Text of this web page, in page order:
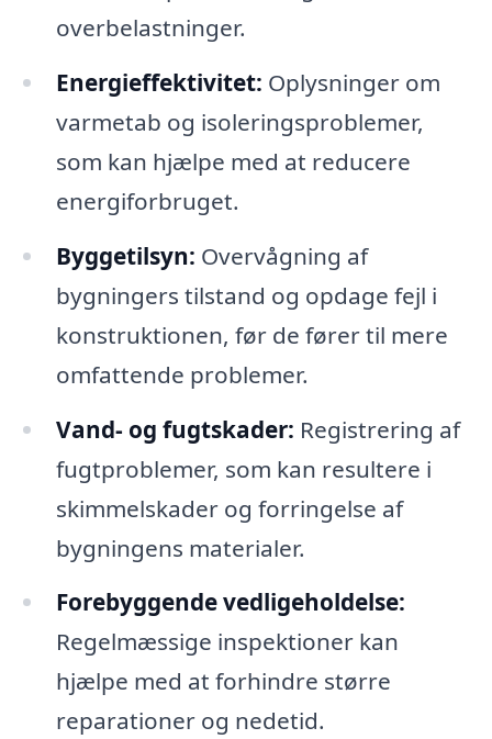
overbelastninger.
Energieffektivitet: Oplysninger om
varmetab og isoleringsproblemer,
som kan hjælpe med at reducere
energiforbruget.
Byggetilsyn: Overvågning af
bygningers tilstand og opdage fejl i
konstruktionen, før de fører til mere
omfattende problemer.
Vand- og fugtskader: Registrering af
fugtproblemer, som kan resultere i
skimmelskader og forringelse af
bygningens materialer.
Forebyggende vedligeholdelse:
Regelmæssige inspektioner kan
hjælpe med at forhindre større
reparationer og nedetid.